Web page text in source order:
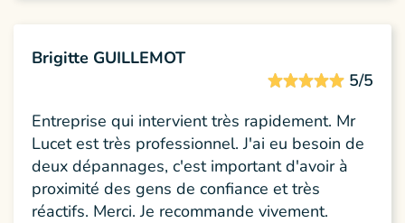
Brigitte GUILLEMOT
5/5
Entreprise qui intervient très rapidement. Mr
Lucet est très professionnel. J'ai eu besoin de
deux dépannages, c'est important d'avoir à
proximité des gens de confiance et très
réactifs. Merci. Je recommande vivement.